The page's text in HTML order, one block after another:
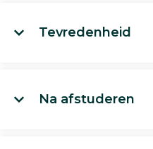
Tevredenheid
Na afstuderen